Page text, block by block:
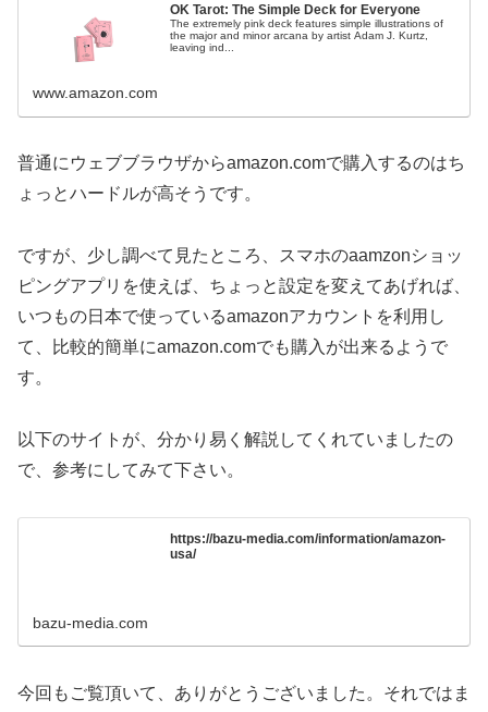
OK Tarot: The Simple Deck for Everyone
The extremely pink deck features simple illustrations of
the major and minor arcana by artist Adam J. Kurtz,
leaving ind...
www.amazon.com
普通にウェブブラウザからamazon.comで購入するのはち
ょっとハードルが高そうです。
ですが、少し調べて見たところ、スマホのaamzonショッ
ピングアプリを使えば、ちょっと設定を変えてあげれば、
いつもの日本で使っているamazonアカウントを利用し
て、比較的簡単にamazon.comでも購入が出来るようで
す。
以下のサイトが、分かり易く解説してくれていましたの
で、参考にしてみて下さい。
https://bazu-media.com/information/amazon-
usa/
bazu-media.com
今回もご覧頂いて、ありがとうございました。それではま